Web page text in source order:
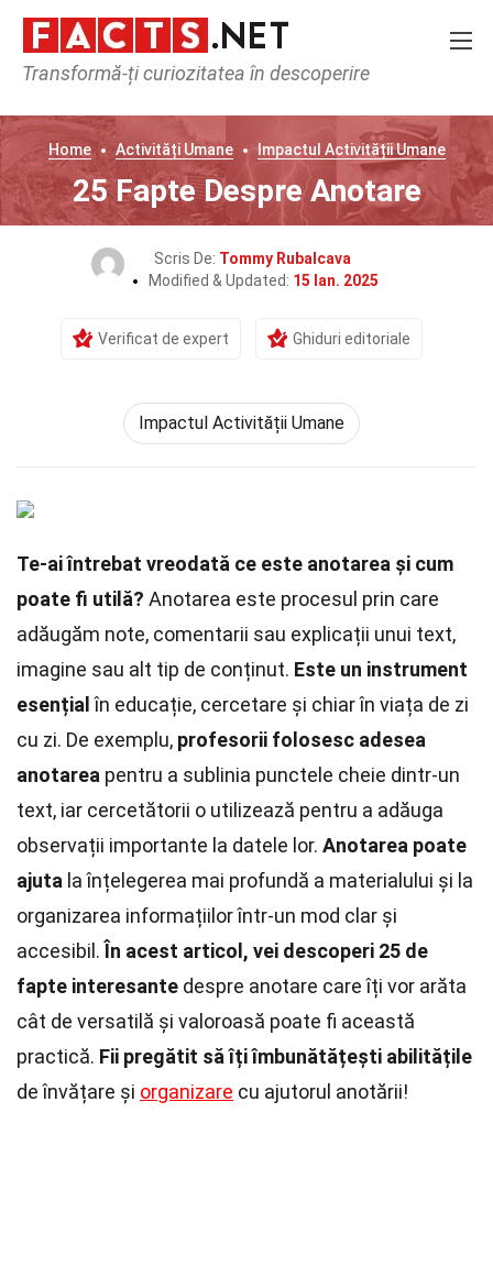
Transformă-ți curiozitatea în descoperire
Home Activități Umane Impactul Activității Umane
25 Fapte Despre Anotare
Scris De: Tommy Rubalcava
Modified & Updated: 15 Ian. 2025
Verificat de expert Ghiduri editoriale
Impactul Activității Umane
Te-ai întrebat vreodată ce este anotarea și cum
poate fi utilă? Anotarea este procesul prin care
adăugăm note, comentarii sau explicații unui text,
imagine sau alt tip de conținut. Este un instrument
esențial în educație, cercetare și chiar în viața de zi
cu zi. De exemplu, profesorii folosesc adesea
anotarea pentru a sublinia punctele cheie dintr-un
text, iar cercetătorii o utilizează pentru a adăuga
observații importante la datele lor. Anotarea poate
ajuta la înțelegerea mai profundă a materialului și la
organizarea informațiilor într-un mod clar și
accesibil. În acest articol, vei descoperi 25 de
fapte interesante despre anotare care îți vor arăta
cât de versatilă și valoroasă poate fi această
practică. Fii pregătit să îți îmbunătățești abilitățile
de învățare și organizare cu ajutorul anotării!